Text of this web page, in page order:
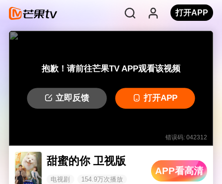
打开APP
抱歉！请前往芒果TV APP观看该视频
立即反馈 打开APP
错误码: 042312
甜蜜的你 卫视版
电视剧 154.9万次播放
APP看高清